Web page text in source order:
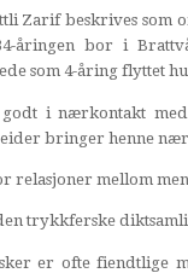
Zarif beskrives som
åringen bor i
som 4-åring flyttet
i nærkontakt med
bringer henne nær
relasjoner mellom
trykkferske
er ofte fiendtlige